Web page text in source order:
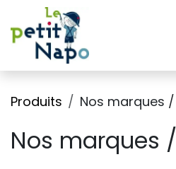
Se rendre au contenu
Produits Nos marques
Nos marques /